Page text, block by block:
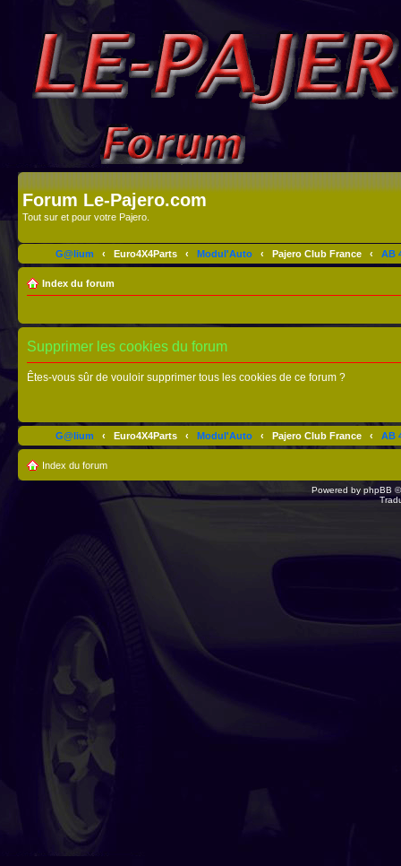
Forum Le-Pajero.com
Tout sur et pour votre Pajero.
G@lium ‹ Euro4X4Parts ‹ Modul'Auto ‹ Pajero Club France ‹ AB
Index du forum
Supprimer les cookies du forum
Êtes-vous sûr de vouloir supprimer tous les cookies de ce forum ?
G@lium ‹ Euro4X4Parts ‹ Modul'Auto ‹ Pajero Club France ‹ AB
Index du forum
Powered by phpBB